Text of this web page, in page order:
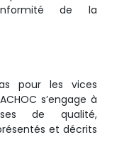
de la
pour les vices
s’engage à
de qualité,
et décrits